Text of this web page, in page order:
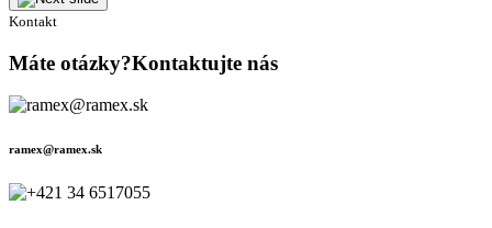
Kontakt
Máte otázky?Kontaktujte nás
ramex@ramex.sk